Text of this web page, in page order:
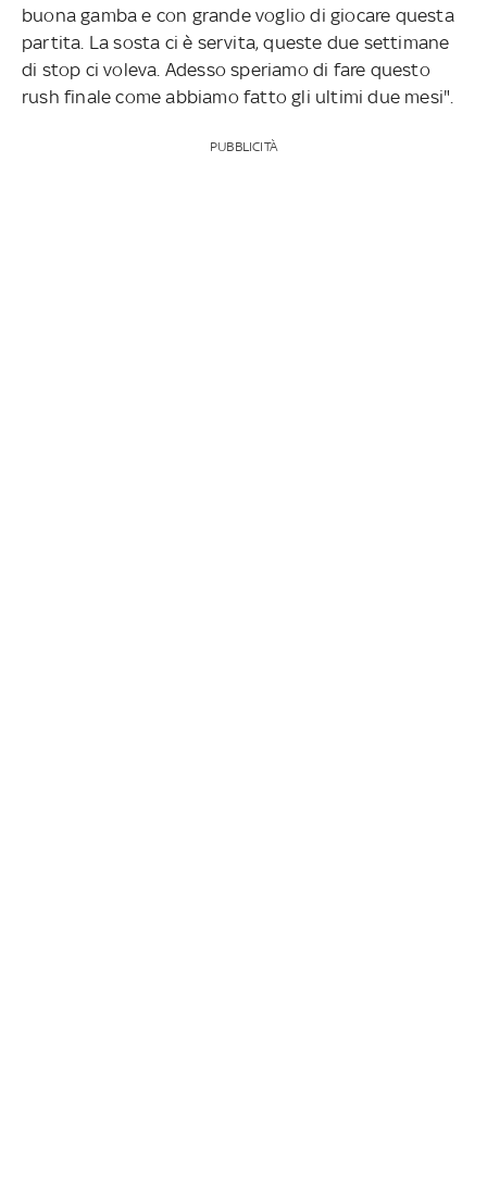
buona gamba e con grande voglio di giocare questa
partita. La sosta ci è servita, queste due settimane
di stop ci voleva. Adesso speriamo di fare questo
rush finale come abbiamo fatto gli ultimi due mesi".
PUBBLICITÀ